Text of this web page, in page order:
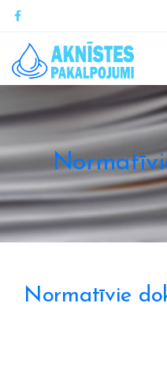
Normatīvie